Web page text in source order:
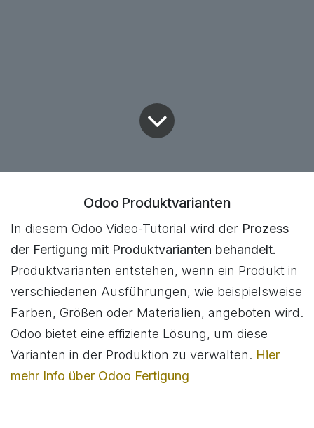
Odoo Produktvarianten
In diesem Odoo Video-Tutorial wird der Prozess
der Fertigung mit Produktvarianten behandelt.
Produktvarianten entstehen, wenn ein Produkt in
verschiedenen Ausführungen, wie beispielsweise
Farben, Größen oder Materialien, angeboten wird.
Odoo bietet eine effiziente Lösung, um diese
Varianten in der Produktion zu verwalten. Hier
mehr Info über Odoo Fertigung